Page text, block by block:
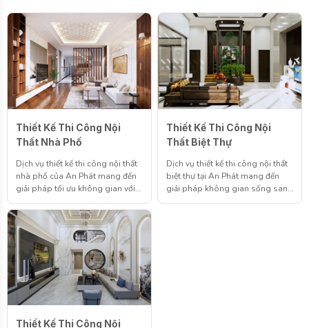
Thiết Kế Thi Công Nội
Thất Nhà Phố
Dịch vụ thiết kế thi công nội thất
nhà phố của An Phát mang đến
giải pháp tối ưu không gian với
phong cách hiện đại và tinh tế,
giúp kiến tạo tổ ấm tiện nghi, hài
hòa theo nhu cầu sống đô thị.
Liên hệ với chúng tôi ngay để
nhận tư vấn thiết kế chuyên sâu
và báo giá rõ ràng cho ngôi nhà
của bạn.
Thiết Kế Thi Công Nội
Thất Biệt Thự
Dịch vụ thiết kế thi công nội thất
biệt thự tại An Phát mang đến
giải pháp không gian sống sang
trọng, tinh tế và chuẩn phong
Thiết Kế Thi Công Nội